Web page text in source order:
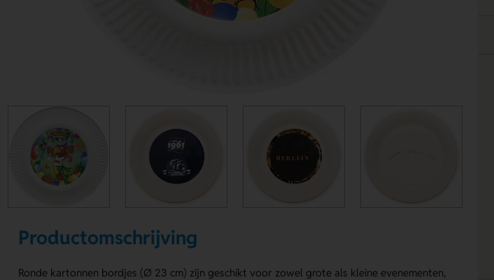
Productomschrijving
Ronde kartonnen bordjes (Ø 23 cm) zijn geschikt voor zowel grote als kleine evenementen,